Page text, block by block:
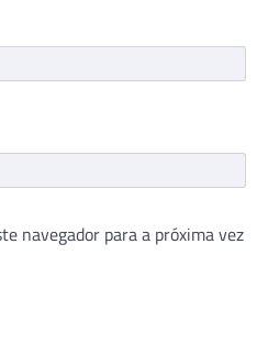
navegador para a próxima vez